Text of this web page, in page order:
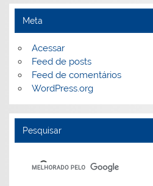
Meta
Acessar
Feed de posts
Feed de comentários
WordPress.org
Pesquisar